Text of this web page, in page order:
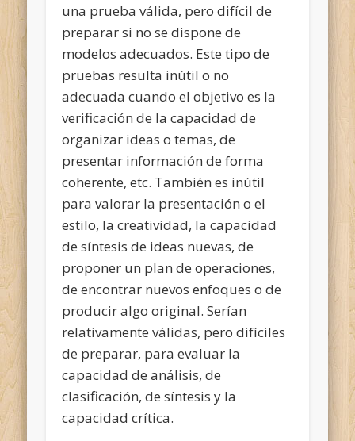
una prueba válida, pero difícil de
preparar si no se dispone de
modelos adecuados. Este tipo de
pruebas resulta inútil o no
adecuada cuando el objetivo es la
verificación de la capacidad de
organizar ideas o temas, de
presentar información de forma
coherente, etc. También es inútil
para valorar la presentación o el
estilo, la creatividad, la capacidad
de síntesis de ideas nuevas, de
proponer un plan de operaciones,
de encontrar nuevos enfoques o de
producir algo original. Serían
relativamente válidas, pero difíciles
de preparar, para evaluar la
capacidad de análisis, de
clasificación, de síntesis y la
capacidad crítica.